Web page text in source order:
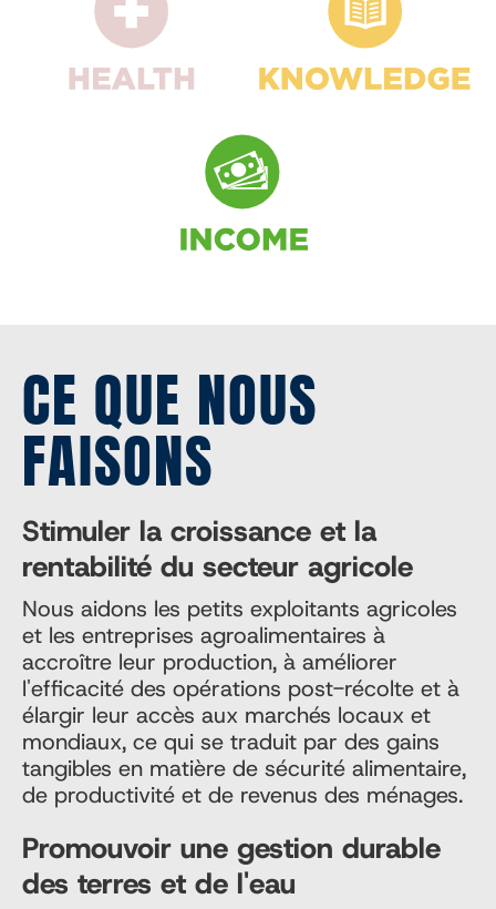
CE QUE NOUS
FAISONS
Stimuler la croissance et la
rentabilité du secteur agricole
Nous aidons les petits exploitants agricoles
et les entreprises agroalimentaires à
accroître leur production, à améliorer
l'efficacité des opérations post-récolte et à
élargir leur accès aux marchés locaux et
mondiaux, ce qui se traduit par des gains
tangibles en matière de sécurité alimentaire,
de productivité et de revenus des ménages.
Promouvoir une gestion durable
des terres et de l'eau